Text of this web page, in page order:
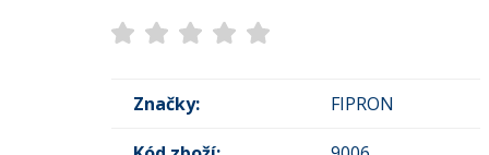
Značky: FIPRON